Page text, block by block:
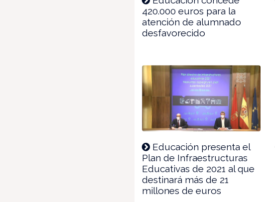
420.000 euros para la
atención de alumnado
desfavorecido
Educación presenta el
Plan de Infraestructuras
Educativas de 2021 al que
destinará más de 21
millones de euros